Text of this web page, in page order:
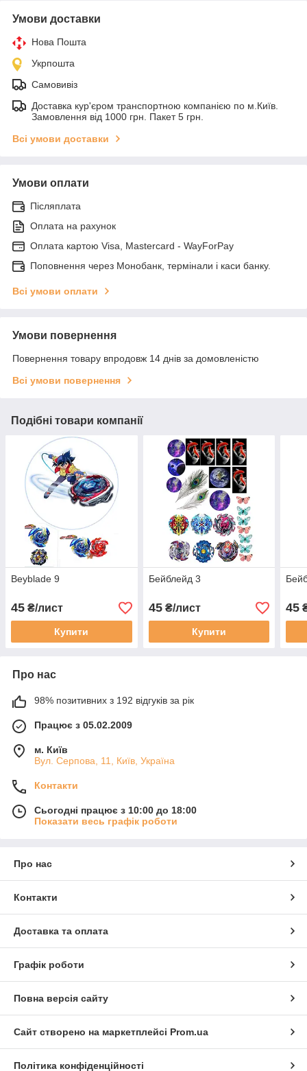
Умови доставки
Нова Пошта
Укрпошта
Самовивіз
Доставка кур'єром транспортною компанією по м.Київ.
Замовлення від 1000 грн. Пакет 5 грн.
Всі умови доставки
Умови оплати
Післяплата
Оплата на рахунок
Оплата картою Visa, Mastercard - WayForPay
Поповнення через Монобанк, термінали і каси банку.
Всі умови оплати
Умови повернення
Повернення товару впродовж 14 днів за домовленістю
Всі умови повернення
Подібні товари компанії
Beyblade 9
45 ₴/лист
Купити
Бейблейд 3
45₴/лист
Купити
45
Про нас
98% позитивних з 192 відгуків за рік
Працює з 05.02.2009
м. Київ
Вул. Серпова, 11, Київ, Україна
Контакти
Сьогодні працює з 10:00 до 18:00
Показати весь графік роботи
Про нас
Контакти
Доставка та оплата
Графік роботи
Повна версія сайту
Сайт створено на маркетплейсі Prom.ua
Політика конфіденційності